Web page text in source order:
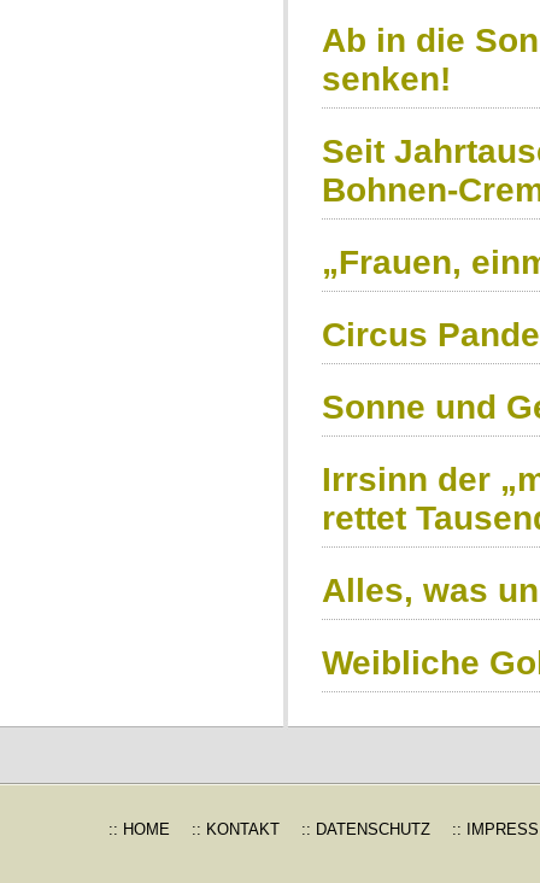
Ab in die
senken!
Seit
Bohnen-
„Frauen,
Circus
Sonne und
Irrsinn der
rettet
Alles, was
Weibliche
:: HOME :: KONTAKT :: DATENSCHUTZ ::